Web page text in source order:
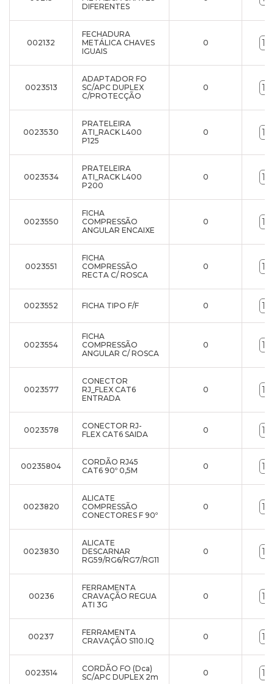
DIFERENTES
002132
FECHADURA
METÁLICA CHAVES
IGUAIS
0
0023513
ADAPTADOR FO
SC/APC DUPLEX
C/PROTECÇÃO
0
0023530
PRATELEIRA
ATI_RACK L400
P125
0
0023534
PRATELEIRA
ATI_RACK L400
P200
0
0023550
FICHA
COMPRESSÃO
ANGULAR ENCAIXE
0
0023551
FICHA
COMPRESSÃO
RECTA C/ ROSCA
0
0023552 FICHA TIPO F/F 0
0023554
FICHA
COMPRESSÃO
ANGULAR C/ ROSCA
0
0023577
CONECTOR
RJ_FLEX CAT6
ENTRADA
0
0023578
CONECTOR RJ-
FLEX CAT6 SAIDA
0
00235804
CORDÃO RJ45
CAT6 90º 0,5M
0
0023820
ALICATE
COMPRESSÃO
CONECTORES F 90º
0
0023830
ALICATE
DESCARNAR
RG59/RG6/RG7/RG11
0
00236
FERRAMENTA
CRAVAÇÃO REGUA
ATI 3G
0
00237
FERRAMENTA
CRAVAÇÃO S110.IQ
0
0023514
CORDÃO FO (Dca)
SC/APC DUPLEX 2m
0